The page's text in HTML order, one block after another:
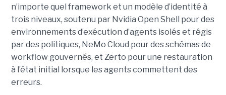
n’importe quel framework et un modèle d’identité à
trois niveaux, soutenu par Nvidia Open Shell pour des
environnements d’exécution d’agents isolés et régis
par des politiques, NeMo Cloud pour des schémas de
workflow gouvernés, et Zerto pour une restauration
à l’état initial lorsque les agents commettent des
erreurs.